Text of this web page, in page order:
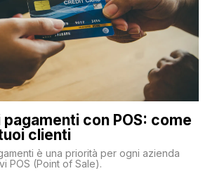
con POS: come
clienti
è una priorità per ogni azienda
POS (Point of Sale).